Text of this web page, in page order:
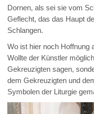
Dornen, als sei sie vom
Geflecht, das das Haupt
Schlangen.
Wo ist hier noch Hoffnung
Wollte der Künstler
Gekreuzigten sagen,
dem Gekreuzigten und
Symbolen der Liturgie